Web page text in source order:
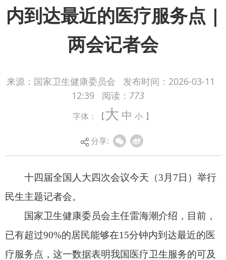
内到达最近的医疗服务点 |
两会记者会
来源：国家卫生健康委员会 发布时间： 2026-03-11
12:39
阅读： 773
字体：【大 中 小 】
分享:
十四届全国人大四次会议今天（3月7日）举行
国家卫生健康委员会主任雷海潮介绍，目前，
已有超过90%的居民能够在15分钟内到达最近的医
疗服务点，这一数据表明我国医疗卫生服务的可及
性得到明显改善。
所，这些机构全面覆盖城乡，基本医疗卫生服务已
惠及14亿居民，为群众看病就诊、健康保健提供了
极大便利。
我国的医疗卫生从业人员队伍也在持续壮大，